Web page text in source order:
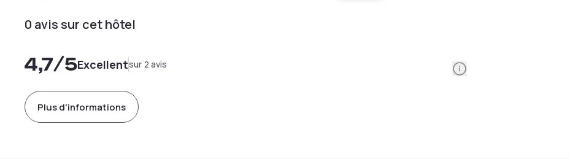
0 avis sur cet hôtel
4,7/5Excellentsur 2 avis Information
Plus d'informations